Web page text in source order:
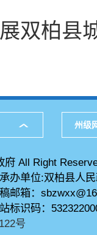
双柏县
州级
府 All Right
办单位:双柏县人
邮箱：
标识码：
号